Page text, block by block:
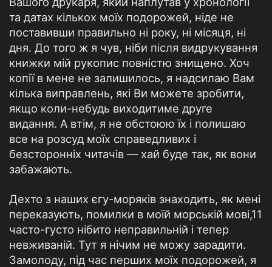
та датах кількох моїх подорожей, ніде не
поставивши правильно ні року, ні місяця, ні
дня. До того ж я чув, ніби після видрукування
книжки мій рукопис повністю знищено. Хоч
копії в мене не залишилось, я надсилаю Вам
кілька виправлень, які Ви можете зробити,
якщо коли-небудь виходитиме друге
видання. А втім, я не обстоюю їх і полишаю
все на розсуд моїх справедливих і
безсторонніх читачів — хай буде так, як вони
забажають.
Дехто з наших єгу-моряків знаходить, як мені
переказують, помилки в моїй морській мові,11
часто-густо нібито неправильній і тепер
невживаній. Тут я нічим не можу зарадити.
Замолоду, під час перших моїх подорожей, я